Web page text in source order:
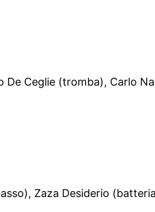
Ceglie (tromba), Carlo
Zaza Desiderio